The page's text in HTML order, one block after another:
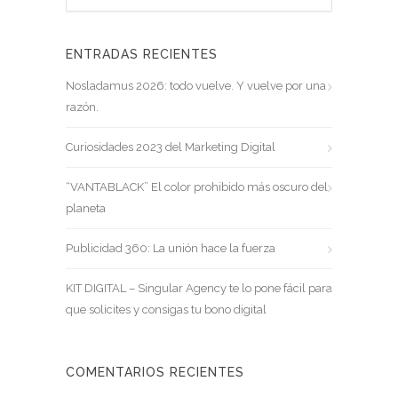
ENTRADAS RECIENTES
Nosladamus 2026: todo vuelve. Y vuelve por una
razón.
Curiosidades 2023 del Marketing Digital
“VANTABLACK” El color prohibido más oscuro del
planeta
Publicidad 360: La unión hace la fuerza
KIT DIGITAL – Singular Agency te lo pone fácil para
que solicites y consigas tu bono digital
COMENTARIOS RECIENTES